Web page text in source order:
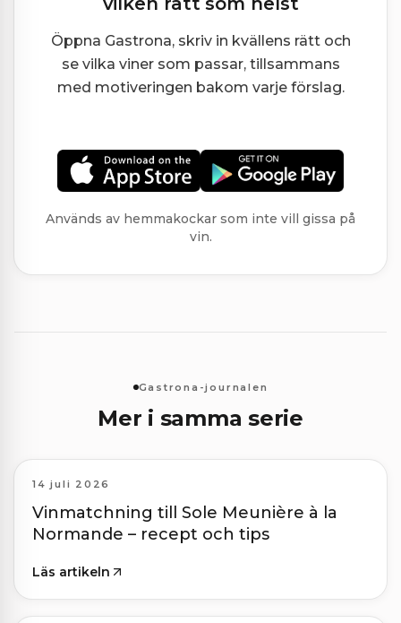
Öppna Gastrona, skriv in kvällens rätt och
se vilka viner som passar, tillsammans
med motiveringen bakom varje förslag.
Används av hemmakockar som inte vill gissa på
vin.
Gastrona-journalen
Mer i samma serie
14 juli 2026
Vinmatchning till Sole Meunière à la
Normande – recept och tips
Läs artikeln